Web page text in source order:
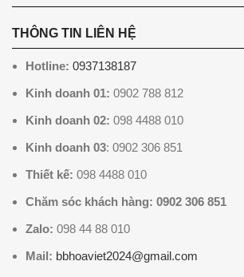
THÔNG TIN LIÊN HỆ
Hotline: 0937138187
Kinh doanh 01: 0902 788 812
Kinh doanh 02: 098 4488 010
Kinh doanh 03: 0902 306 851
Thiết kế: 098 4488 010
Chăm sóc khách hàng: 0902 306 851
Zalo: 098 44 88 010
Mail: bbhoaviet2024@gmail.com